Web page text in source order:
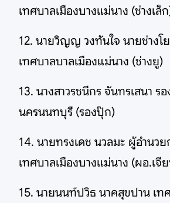
เทศบาลเมืองบางแม่นาง (ช่างเล็
12. นายวิญญ วงทันใจ นายช่างโย
เทศบาลบาลเมืองแม่นาง (ช่างยู)
13. นางสาวรชนีกร จันทรเสนา ร
นครนนทบุรี (รองปุ๊ก)
14. นายทรงเดช นวลมะ ผู้อำนวย
เทศบาลเมืองบางแม่นาง (ผอ.เจี
15. นายนนท์ปวิธ นาคสุขปาน เท